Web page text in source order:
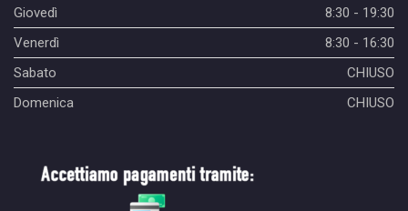
Giovedì
8:30 - 19:30
Venerdì
8:30 - 16:30
Sabato
CHIUSO
Domenica
CHIUSO